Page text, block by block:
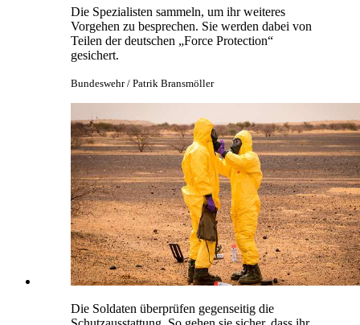
Die Spezialisten sammeln, um ihr weiteres
Vorgehen zu besprechen. Sie werden dabei von
Teilen der deutschen „Force Protection“
gesichert.
Bundeswehr / Patrik Bransmöller
Die Soldaten überprüfen gegenseitig die